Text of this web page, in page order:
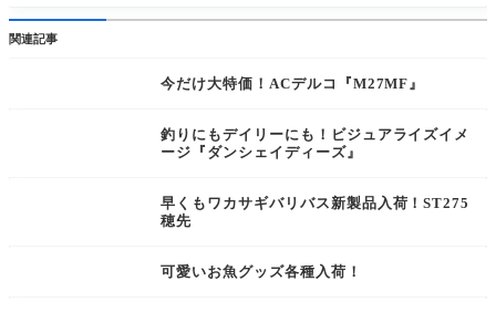
関連記事
今だけ大特価！ACデルコ『M27MF』
釣りにもデイリーにも！ビジュアライズイメ
ージ『ダンシェイディーズ』
早くもワカサギバリバス新製品入荷！ST275
穂先
可愛いお魚グッズ各種入荷！